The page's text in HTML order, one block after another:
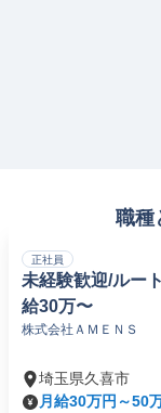
職種
正社員
未経験歓迎/ルー
給30万〜
株式会社ＡＭＥＮＳ
埼玉県久喜市
月給30万円～50